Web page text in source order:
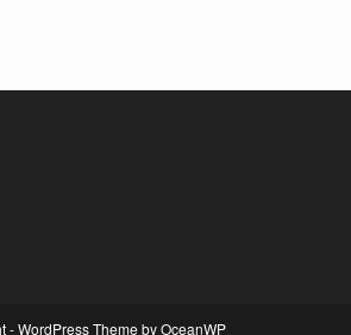
- WordPress Theme by OceanWP